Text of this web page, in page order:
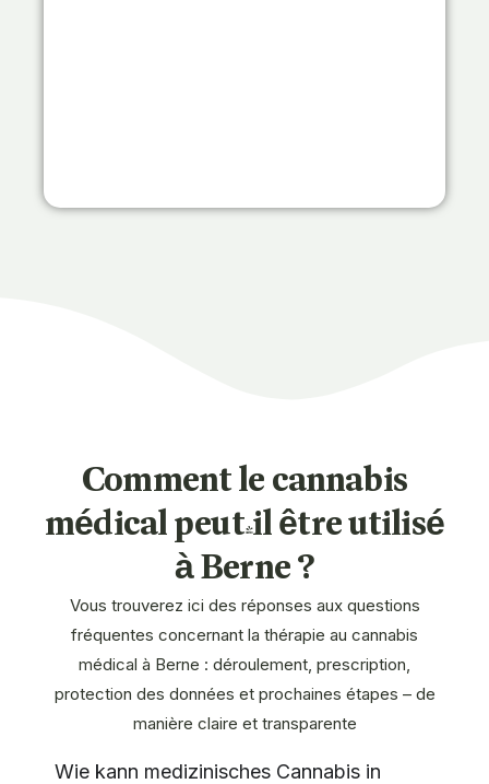
Comment le cannabis
médical peut-il être utilisé
à Berne ?
Vous trouverez ici des réponses aux questions
fréquentes concernant la thérapie au cannabis
médical à Berne : déroulement, prescription,
protection des données et prochaines étapes – de
manière claire et transparente
Wie kann medizinisches Cannabis in